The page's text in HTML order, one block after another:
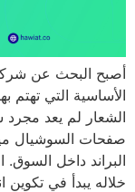
البحث عن شركة
التي تهتم بها
لم يعد مجرد شكل
السوشيال ميديا،
داخل السوق.
يبدأ في تكوين